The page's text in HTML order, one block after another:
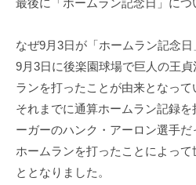
なぜ9月3日が「ホームラン記念
9月3日に後楽園球場で巨人の王
ランを打ったことが由来となって
それまでに通算ホームラン記録
ーガーのハンク・アーロン選手
ホームランを打ったことによっ
ととなりました。